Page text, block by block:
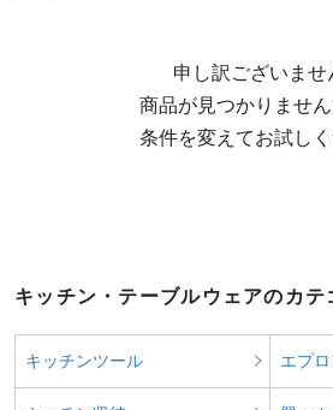
申し訳ございませ
条件を変えてお試し
キッチン・テーブルウェアのカテ
キッチンツール エプ